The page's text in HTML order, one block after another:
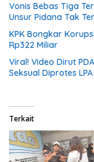
Vonis Bebas Tiga
Unsur Pidana Tak
KPK Bongkar
Rp322 Miliar
Viral! Video Dirut
Seksual Diprotes LPA
Terkait